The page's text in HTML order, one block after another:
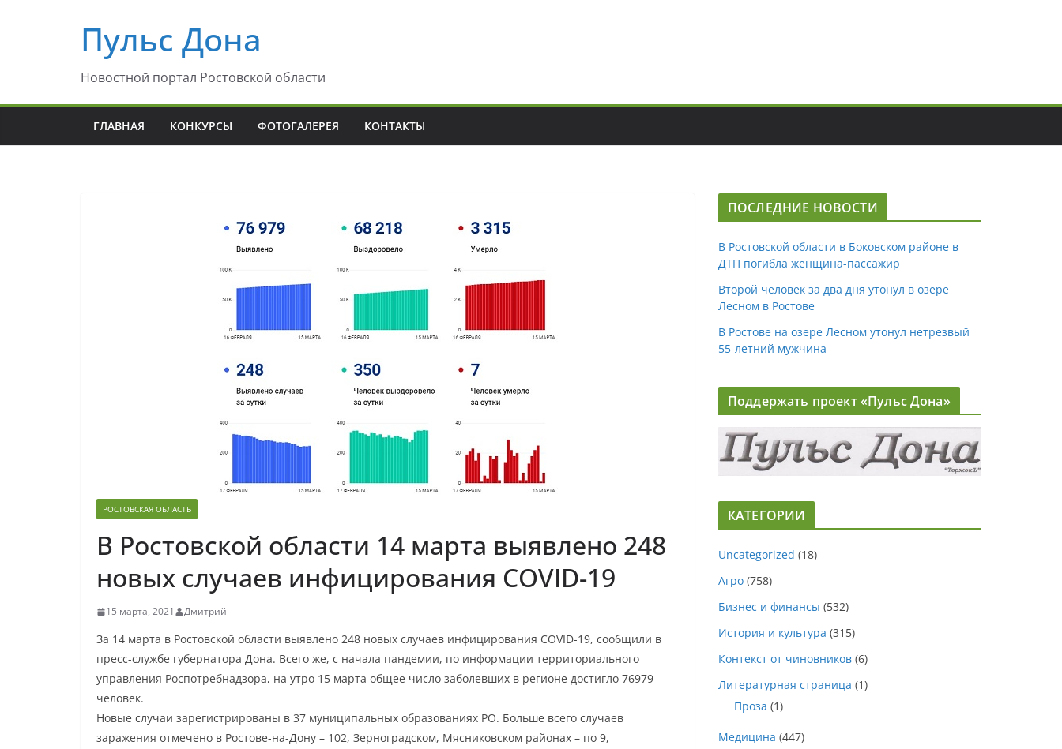
содержимомуПульс Дона
Новостной портал Ростовской области
ГЛАВНАЯ КОНКУРСЫ ФОТОГАЛЕРЕЯ КОНТАКТЫ
РОСТОВСКАЯ ОБЛАСТЬ
В Ростовской области 14 марта выявлено 248
новых случаев инфицирования COVID-19
15 марта, 2021 Дмитрий
За 14 марта в Ростовской области выявлено 248 новых случаев инфицирования COVID-19, сообщили в
пресс-службе губернатора Дона. Всего же, с начала пандемии, по информации территориального
управления Роспотребнадзора, на утро 15 марта общее число заболевших в регионе достигло 76979
человек.
Новые случаи зарегистрированы в 37 муниципальных образованиях РО. Больше всего случаев
заражения отмечено в Ростове-на-Дону – 102, Зерноградском, Мясниковском районах – по 9,
ПОСЛЕДНИЕ НОВОСТИ
В Ростовской области в Боковском районе в
ДТП погибла женщина-пассажир
Второй человек за два дня утонул в озере
Лесном в Ростове
В Ростове на озере Лесном утонул нетрезвый
55-летний мужчина
Поддержать проект «Пульс Дона»
КАТЕГОРИИ
Uncategorized (18)
Агро (758)
Бизнес и финансы (532)
История и культура (315)
Контекст от чиновников (6)
Литературная страница (1)
Проза (1)
Медицина (447)